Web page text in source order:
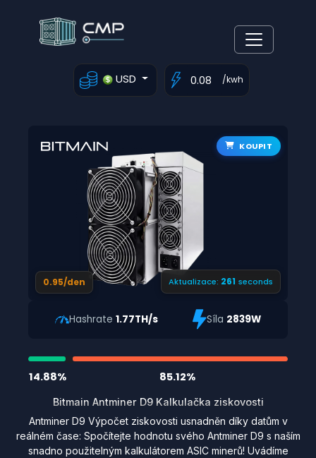
USD /kwh
KOUPIT
0.95/den Aktualizace: 260 seconds
Hashrate 1.77TH/s Síla 2839W
14.88% 85.12%
Bitmain Antminer D9 Kalkulačka ziskovosti
Antminer D9 Výpočet ziskovosti usnadněn díky datům v
reálném čase: Spočítejte hodnotu svého Antminer D9 s naším
snadno použitelným kalkulátorem ASIC minerů! Uvádíme